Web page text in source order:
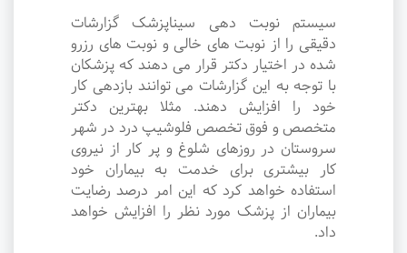
سیستم نوبت دهی سیناپزشک گزارشات
دقیقی را از نوبت های خالی و نوبت های رزرو
شده در اختیار دکتر قرار می دهند که پزشکان
با توجه به این گزارشات می توانند بازدهی کار
خود را افزایش دهند. مثلا بهترین دکتر
متخصص و فوق تخصص فلوشیپ درد در شهر
سروستان در روزهای شلوغ و پر کار از نیروی
کار بیشتری برای خدمت به بیماران خود
استفاده خواهد کرد که این امر درصد رضایت
بیماران از پزشک مورد نظر را افزایش خواهد
داد.